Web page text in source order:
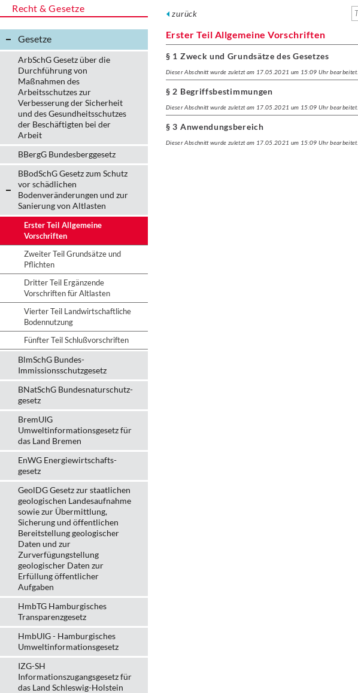
Recht & Gesetze
Gesetze
ArbSchG Gesetz über die
Durchführung von
Maßnahmen des
Arbeitsschutzes zur
Verbesserung der Sicherheit
und des Gesundheitsschutzes
der Beschäftigten bei der
Arbeit
BBergG Bundesberggesetz
BBodSchG Gesetz zum Schutz
vor schädlichen
Bodenveränderungen und zur
Sanierung von Altlasten
Erster Teil Allgemeine
Vorschriften
Zweiter Teil Grundsätze und
Pflichten
Dritter Teil Ergänzende
Vorschriften für Altlasten
Vierter Teil Landwirtschaftliche
Bodennutzung
Fünfter Teil Schlußvorschriften
BlmSchG Bundes-
Immissionsschutz­gesetz
BNatSchG Bundesnaturschutz-
gesetz
BremUIG
Umweltinformationsgesetz für
das Land Bremen
EnWG Energiewirtschafts-
gesetz
GeolDG Gesetz zur staatlichen
geologischen Landesaufnahme
sowie zur Übermittlung,
Sicherung und öffentlichen
Bereitstellung geologischer
Daten und zur
Zurverfügungstellung
geologischer Daten zur
Erfüllung öffentlicher
Aufgaben
HmbTG Hamburgisches
Transparenzgesetz
HmbUIG - Hamburgisches
Umweltinformationsgesetz
IZG-SH
Informationszugangsgesetz für
das Land Schleswig-Holstein
zurück
Erster Teil Allgemeine Vorschriften
§ 1 Zweck und Grundsätze des Gesetzes
Dieser Abschnitt wurde zuletzt am 17.05.2021 um 15:09 Uhr bearbeitet.
§ 2 Begriffsbestimmungen
Dieser Abschnitt wurde zuletzt am 17.05.2021 um 15:09 Uhr bearbeitet.
§ 3 Anwendungsbereich
Dieser Abschnitt wurde zuletzt am 17.05.2021 um 15:09 Uhr bearbeitet.